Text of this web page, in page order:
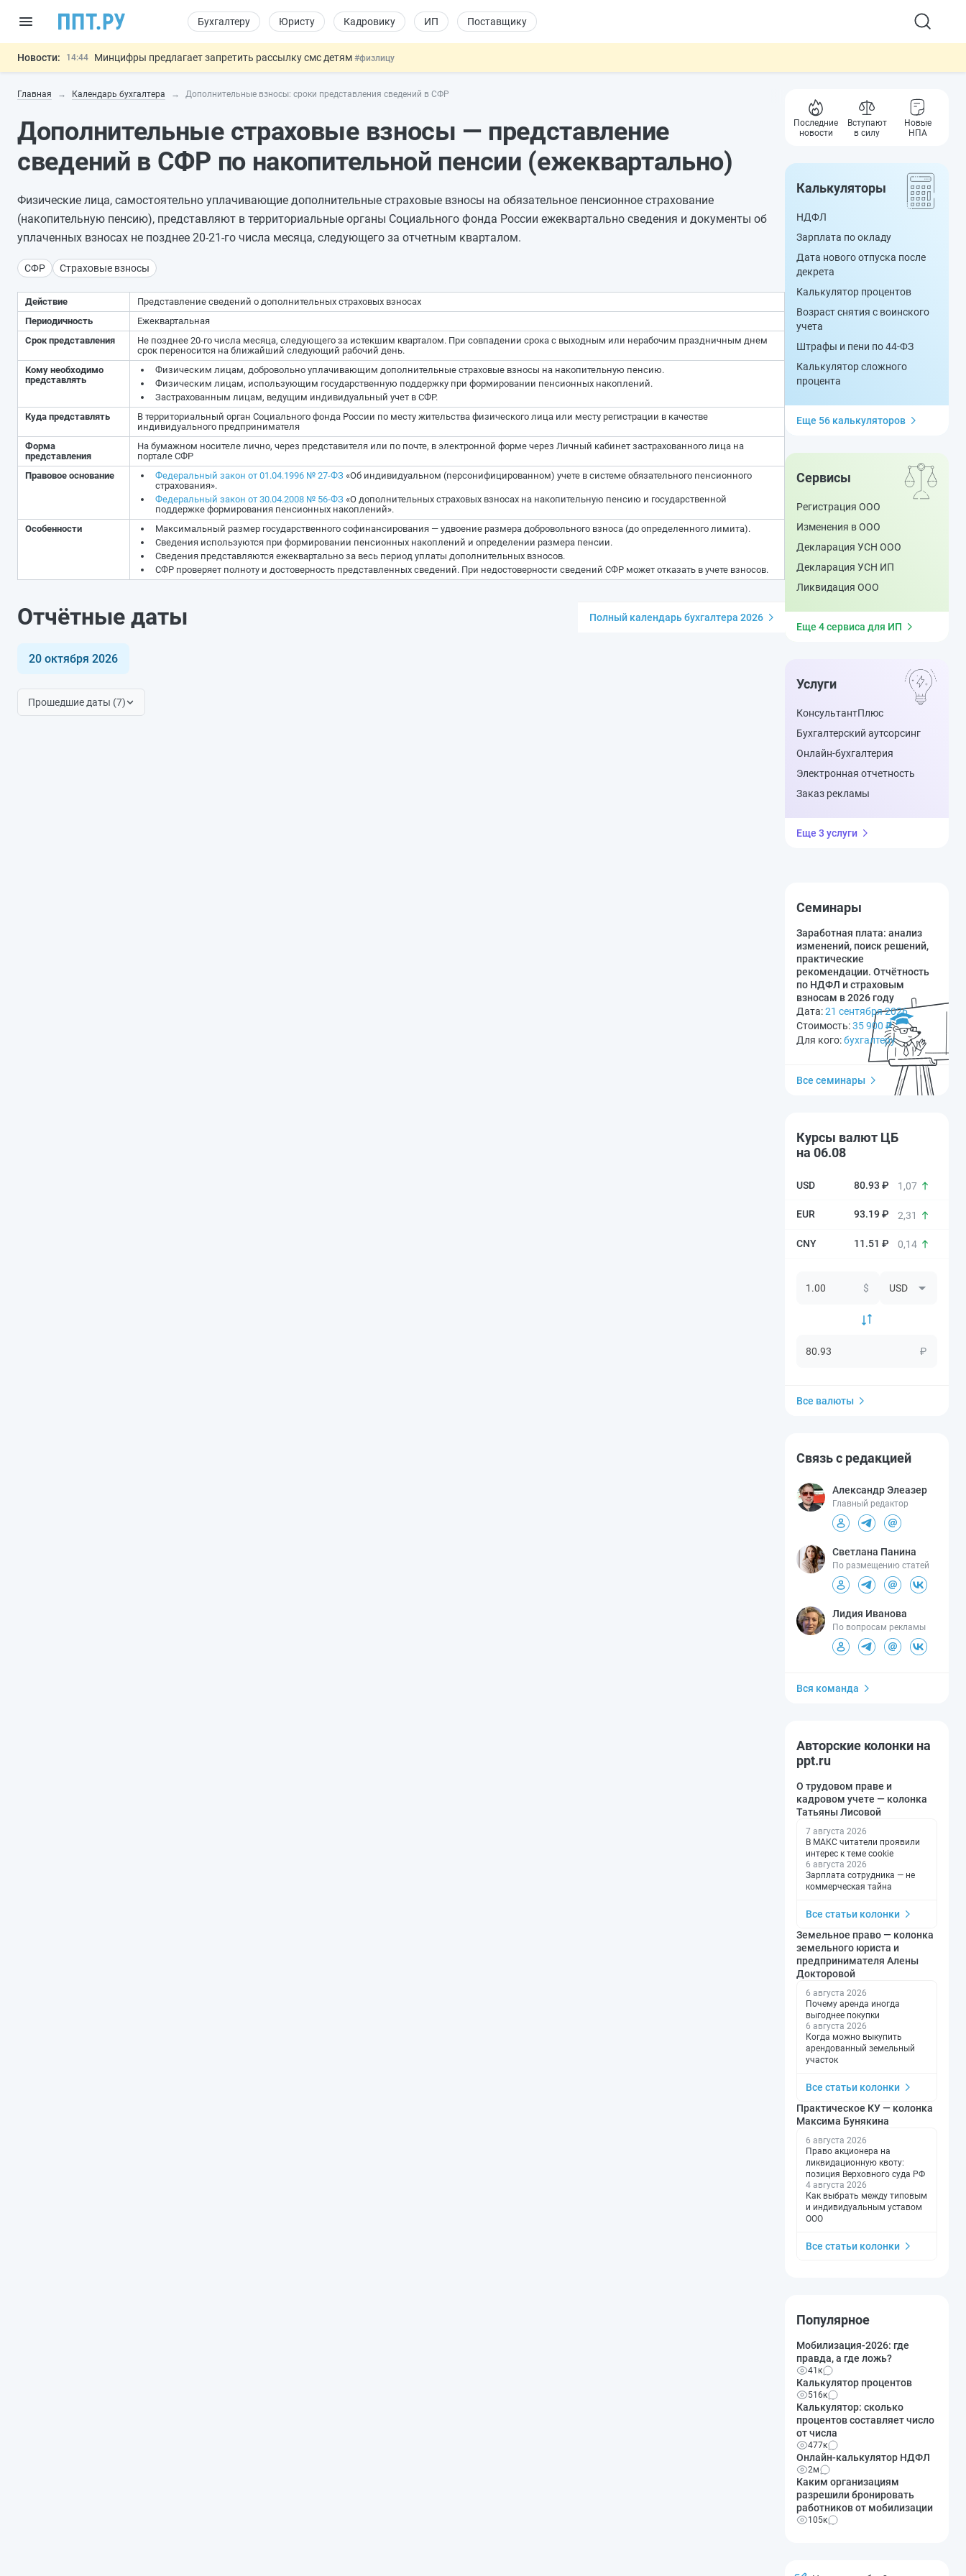
Бухгалтеру Юристу Кадровику ИП Поставщику
Новости: 14:44 Минцифры предлагает запретить рассылку смс детям #физлицу
13:16 Могут разрешить использование персональных данных россиян для обучения ИИ
11:31
Важно Разработают единые критерии трудовых и ГПХ-отношений#кадровику
Главная Календарь бухгалтера Дополнительные взносы: сроки представления сведений в СФР
Дополнительные страховые взносы — представление
сведений в СФР по накопительной пенсии (ежеквартально)
Физические лица, самостоятельно уплачивающие дополнительные страховые взносы на обязательное пенсионное страхование
(накопительную пенсию), представляют в территориальные органы Социального фонда России ежеквартально сведения и документы об
уплаченных взносах не позднее 20-21-го числа месяца, следующего за отчетным кварталом.
СФР Страховые взносы
Действие
Представление сведений о дополнительных страховых взносах
Периодичность
Ежеквартальная
Срок представления
Не позднее 20-го числа месяца, следующего за истекшим кварталом. При совпадении срока с выходным или нерабочим праздничным днем
срок переносится на ближайший следующий рабочий день.
Кому необходимо
представлять
Физическим лицам, добровольно уплачивающим дополнительные страховые взносы на накопительную пенсию.
Физическим лицам, использующим государственную поддержку при формировании пенсионных накоплений.
Застрахованным лицам, ведущим индивидуальный учет в СФР.
Куда представлять
В территориальный орган Социального фонда России по месту жительства физического лица или месту регистрации в качестве
индивидуального предпринимателя
Форма
представления
На бумажном носителе лично, через представителя или по почте, в электронной форме через Личный кабинет застрахованного лица на
портале СФР
Правовое основание
Федеральный закон от 01.04.1996 № 27-ФЗ «Об индивидуальном (персонифицированном) учете в системе обязательного пенсионного
страхования».
Федеральный закон от 30.04.2008 № 56-ФЗ «О дополнительных страховых взносах на накопительную пенсию и государственной
поддержке формирования пенсионных накоплений».
Особенности
Максимальный размер государственного софинансирования — удвоение размера добровольного взноса (до определенного лимита).
Сведения используются при формировании пенсионных накоплений и определении размера пенсии.
Сведения представляются ежеквартально за весь период уплаты дополнительных взносов.
СФР проверяет полноту и достоверность представленных сведений. При недостоверности сведений СФР может отказать в учете взносов.
Отчётные даты Полный календарь бухгалтера 2026
20 октября 2026
Прошедшие даты (7)
Последние
новости
Вступают
в силу
Новые
НПА
Калькуляторы
НДФЛ
Зарплата по окладу
Дата нового отпуска после
декрета
Калькулятор процентов
Возраст снятия с воинского
учета
Штрафы и пени по 44-ФЗ
Калькулятор сложного
процента
Еще 56 калькуляторов
Сервисы
Регистрация ООО
Изменения в ООО
Декларация УСН ООО
Декларация УСН ИП
Ликвидация ООО
Еще 4 сервиса для ИП
Услуги
КонсультантПлюс
Бухгалтерский аутсорсинг
Онлайн-бухгалтерия
Электронная отчетность
Заказ рекламы
Еще 3 услуги
Семинары
Заработная плата: анализ
изменений, поиск решений,
практические
рекомендации. Отчётность
по НДФЛ и страховым
взносам в 2026 году
Дата:21 сентября 2026
Стоимость:35 900 ₽
Для кого:бухгалтеру
Все семинары
Курсы валют ЦБ
на 06.08
80.93 ₽ 1,07
93.19 ₽ 2,31
11.51 ₽ 0,14
$
₽
Все валюты
Связь с редакцией
Александр Элеазер
Главный редактор
Светлана Панина
По размещению статей
Лидия Иванова
По вопросам рекламы
Вся команда
Авторские колонки на
ppt.ru
О трудовом праве и
кадровом учете — колонка
Татьяны Лисовой
7 августа 2026
В МАКС читатели проявили
интерес к теме cookie
6 августа 2026
Зарплата сотрудника — не
коммерческая тайна
Все статьи колонки
Земельное право — колонка
земельного юриста и
предпринимателя Алены
Докторовой
6 августа 2026
Почему аренда иногда
выгоднее покупки
6 августа 2026
Когда можно выкупить
арендованный земельный
участок
Все статьи колонки
Практическое КУ — колонка
Максима Бунякина
6 августа 2026
Право акционера на
ликвидационную квоту:
позиция Верховного суда РФ
4 августа 2026
Как выбрать между типовым
и индивидуальным уставом
ООО
Все статьи колонки
Популярное
Мобилизация-2026: где
правда, а где ложь?
41к
Калькулятор процентов
516к
Калькулятор: сколько
процентов составляет число
от числа
477к
Онлайн-калькулятор НДФЛ
2м
Каким организациям
разрешили бронировать
работников от мобилизации
105к